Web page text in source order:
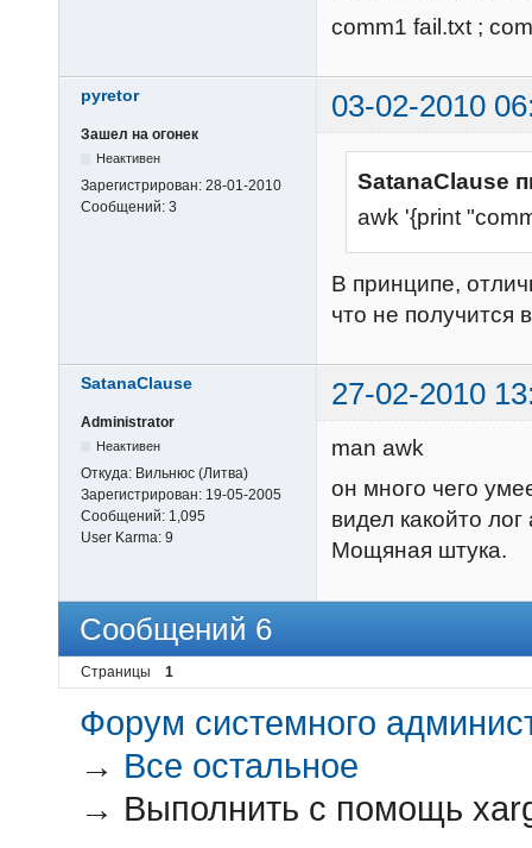
comm1 fail.txt ;
pyretor 03-02-2010
Зашел на огонек
Неактивен
Зарегистрирован: 28-01-2010
Сообщений: 3
SatanaClause
awk '{print
В принципе,
что не получится
SatanaClause 27-02-2010
Administrator
Неактивен
Откуда: Вильнюс (Литва)
Зарегистрирован: 19-05-2005
Сообщений: 1,095
User Karma: 9
man awk
он много чего
видел какойто
Мощяная штука.
Сообщений 6
Страницы 1
Форум системного
→ Все остальное
→ Выполнить с помощь